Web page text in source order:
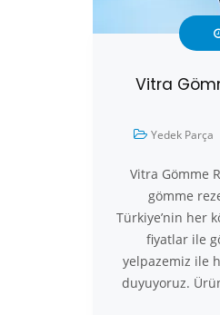
Vitra
Yedek Parça
Vitra Gömme
gömme
Türkiye’nin her
fiyatlar ile
yelpazemiz ile
duyuyoruz.